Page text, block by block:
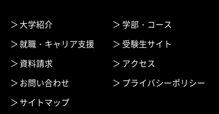
大学紹介
学部・コース
就職・キャリア支援
受験生サイト
資料請求
アクセス
お問い合わせ
プライバシーポリシー
サイトマップ